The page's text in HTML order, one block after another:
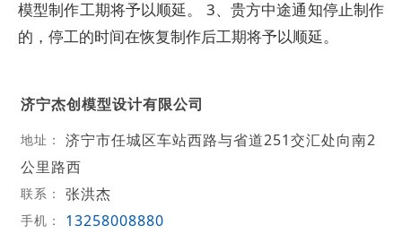
模型制作工期将予以顺延。 3、贵方中途通知停止制作
的，停工的时间在恢复制作后工期将予以顺延。
济宁杰创模型设计有限公司
地址：
济宁市任城区车站西路与省道251交汇处向南2
公里路西
联系： 张洪杰
手机： 13258008880